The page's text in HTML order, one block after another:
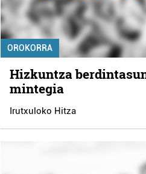
OROKORRA
Hizkuntza
mintegia
Irutxuloko Hitza